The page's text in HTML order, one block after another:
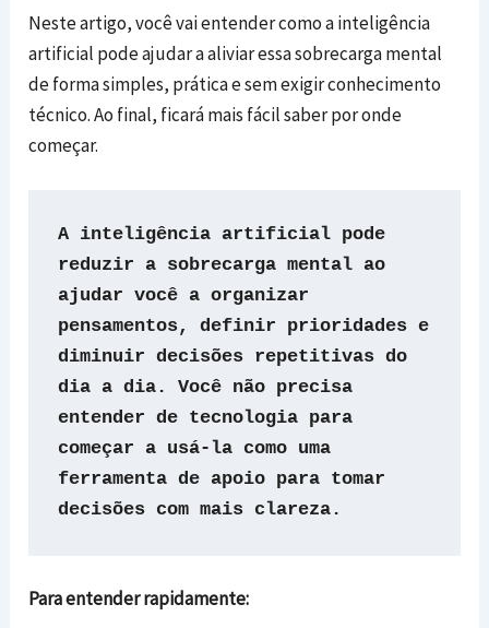
Neste artigo, você vai entender como a inteligência
artificial pode ajudar a aliviar essa sobrecarga mental
de forma simples, prática e sem exigir conhecimento
técnico. Ao final, ficará mais fácil saber por onde
começar.
A inteligência artificial pode
reduzir a sobrecarga mental ao
ajudar você a organizar
pensamentos, definir prioridades e
diminuir decisões repetitivas do
dia a dia. Você não precisa
entender de tecnologia para
começar a usá-la como uma
ferramenta de apoio para tomar
decisões com mais clareza.
Para entender rapidamente: